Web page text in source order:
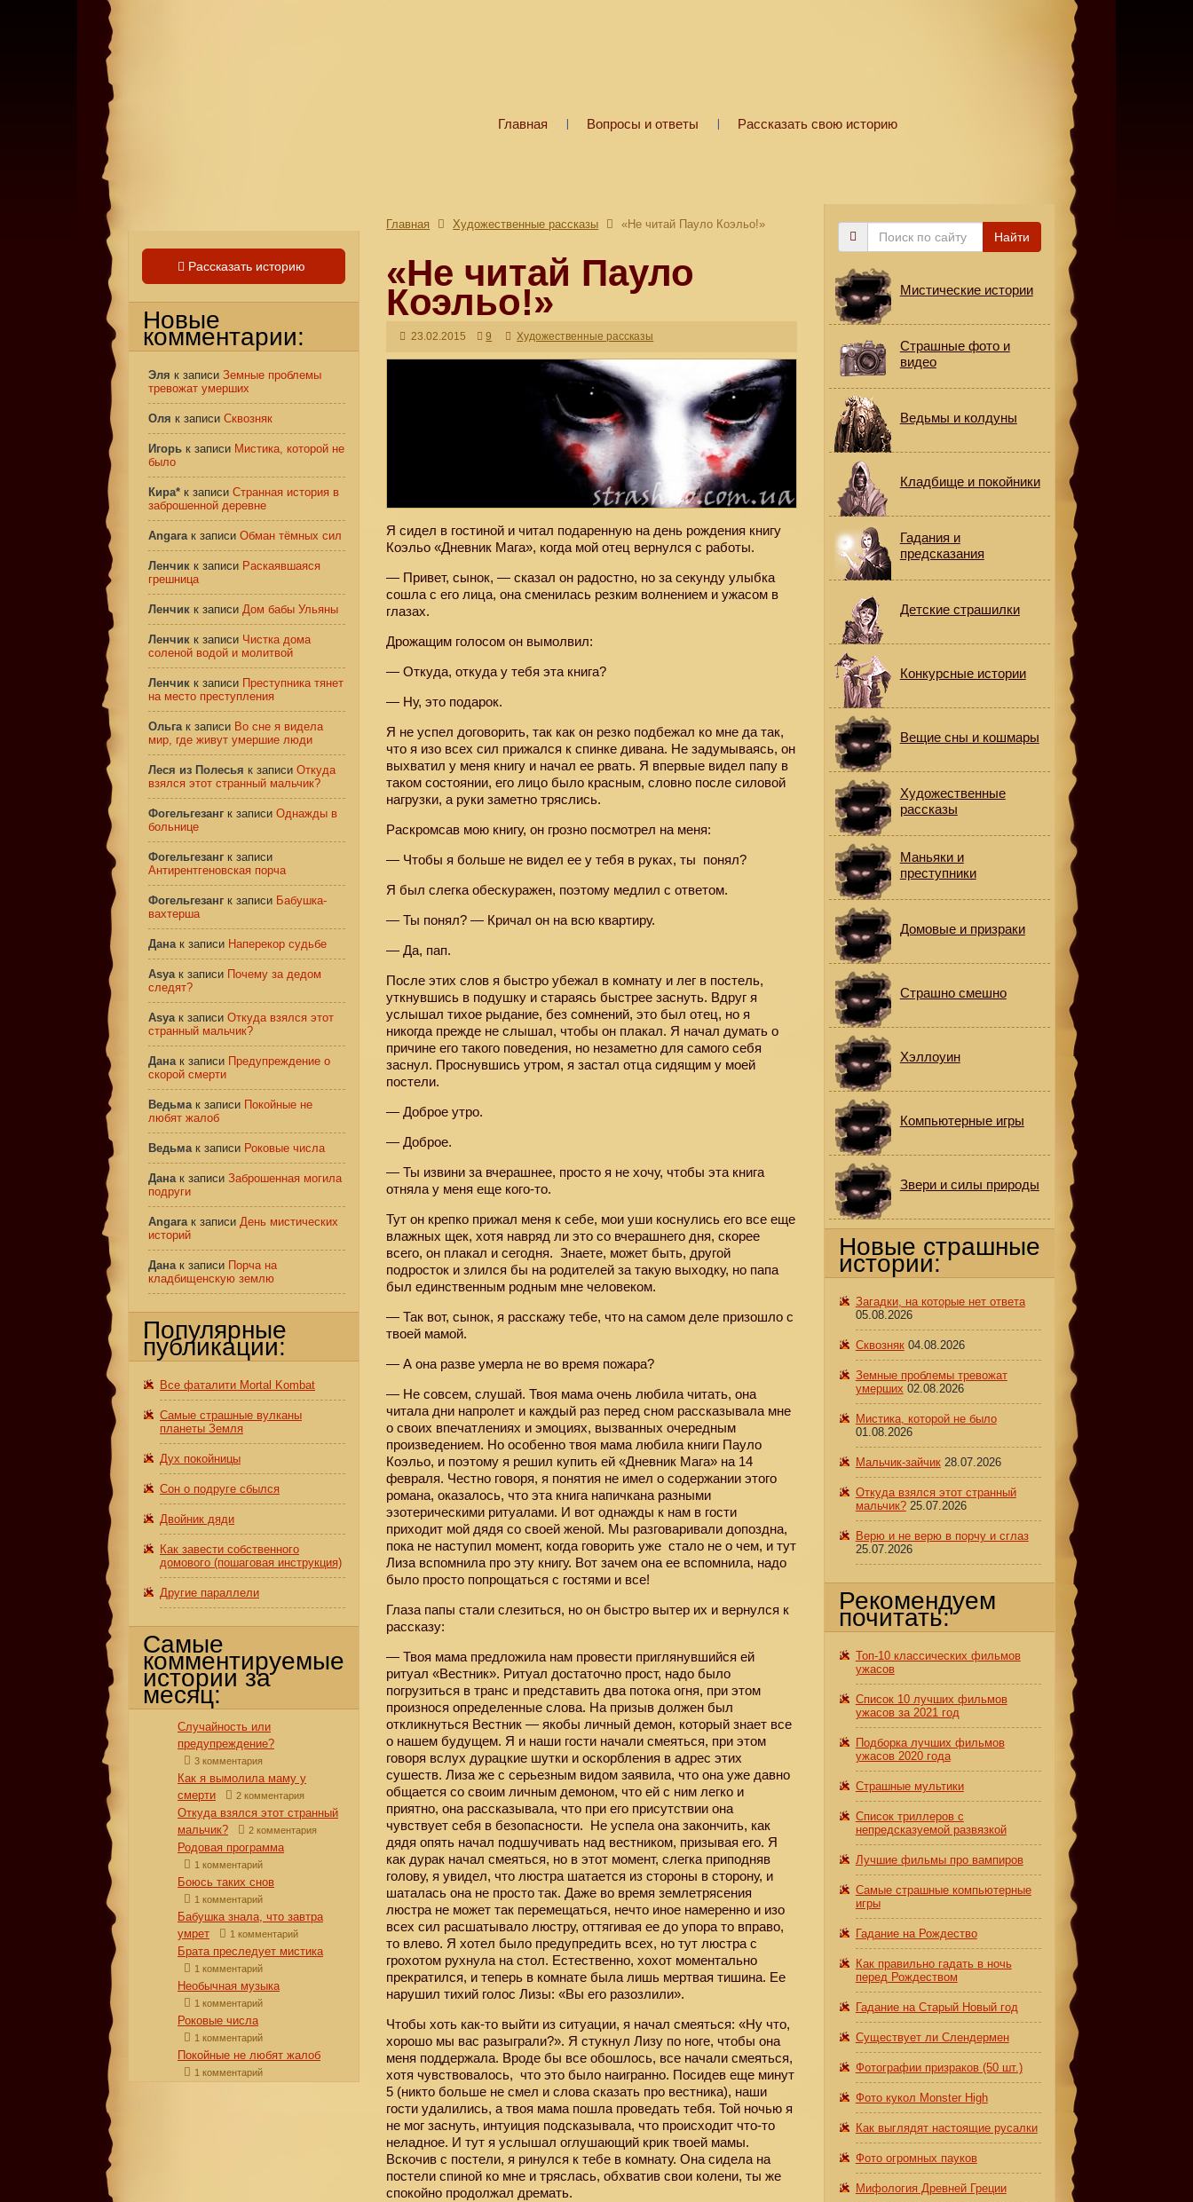
Главная Вопросы и ответы Рассказать свою историю
Главная Художественные рассказы «Не читай Пауло Коэльо!»
«Не читай Пауло
Коэльо!»
23.02.2015 9 Художественные рассказы
Я сидел в гостиной и читал подаренную на день рождения книгу
Коэльо «Дневник Мага», когда мой отец вернулся с работы.
— Привет, сынок, — сказал он радостно, но за секунду улыбка
сошла с его лица, она сменилась резким волнением и ужасом в
глазах.
Дрожащим голосом он вымолвил:
— Откуда, откуда у тебя эта книга?
— Ну, это подарок.
Я не успел договорить, так как он резко подбежал ко мне да так,
что я изо всех сил прижался к спинке дивана. Не задумываясь, он
выхватил у меня книгу и начал ее рвать. Я впервые видел папу в
таком состоянии, его лицо было красным, словно после силовой
нагрузки, а руки заметно тряслись.
Раскромсав мою книгу, он грозно посмотрел на меня:
— Чтобы я больше не видел ее у тебя в руках, ты понял?
Я был слегка обескуражен, поэтому медлил с ответом.
— Ты понял? — Кричал он на всю квартиру.
— Да, пап.
После этих слов я быстро убежал в комнату и лег в постель,
уткнувшись в подушку и стараясь быстрее заснуть. Вдруг я
услышал тихое рыдание, без сомнений, это был отец, но я
никогда прежде не слышал, чтобы он плакал. Я начал думать о
причине его такого поведения, но незаметно для самого себя
заснул. Проснувшись утром, я застал отца сидящим у моей
постели.
— Доброе утро.
— Доброе.
— Ты извини за вчерашнее, просто я не хочу, чтобы эта книга
отняла у меня еще кого-то.
Тут он крепко прижал меня к себе, мои уши коснулись его все еще
влажных щек, хотя навряд ли это со вчерашнего дня, скорее
всего, он плакал и сегодня. Знаете, может быть, другой
подросток и злился бы на родителей за такую выходку, но папа
был единственным родным мне человеком.
— Так вот, сынок, я расскажу тебе, что на самом деле призошло с
твоей мамой.
— А она разве умерла не во время пожара?
— Не совсем, слушай. Твоя мама очень любила читать, она
читала дни напролет и каждый раз перед сном рассказывала мне
о своих впечатлениях и эмоциях, вызванных очередным
произведением. Но особенно твоя мама любила книги Пауло
Коэльо, и поэтому я решил купить ей «Дневник Мага» на 14
февраля. Честно говоря, я понятия не имел о содержании этого
романа, оказалось, что эта книга напичкана разными
эзотерическими ритуалами. И вот однажды к нам в гости
приходит мой дядя со своей женой. Мы разговаривали допоздна,
пока не наступил момент, когда говорить уже стало не о чем, и тут
Лиза вспомнила про эту книгу. Вот зачем она ее вспомнила, надо
было просто попрощаться с гостями и все!
Глаза папы стали слезиться, но он быстро вытер их и вернулся к
рассказу:
— Твоя мама предложила нам провести приглянувшийся ей
ритуал «Вестник». Ритуал достаточно прост, надо было
погрузиться в транс и представить два потока огня, при этом
произнося определенные слова. На призыв должен был
откликнуться Вестник — якобы личный демон, который знает все
о нашем будущем. Я и наши гости начали смеяться, при этом
говоря вслух дурацкие шутки и оскорбления в адрес этих
сушеств. Лиза же с серьезным видом заявила, что она уже давно
общается со своим личным демоном, что ей с ним легко и
приятно, она рассказывала, что при его присутствии она
чувствует себя в безопасности.
Не успела она закончить, как
дядя опять начал подшучивать над вестником, призывая его. Я
как дурак начал смеяться, но в этот момент, слегка приподняв
голову, я увидел, что люстра шатается из стороны в сторону, и
шаталась она не просто так. Даже во время землетрясения
люстра не может так перемещаться, нечто иное намеренно и изо
всех сил расшатывало люстру, оттягивая ее до упора то вправо,
то влево. Я хотел было предупредить всех, но тут люстра с
грохотом рухнула на стол. Естественно, хохот моментально
прекратился, и теперь в комнате была лишь мертвая тишина. Ее
нарушил тихий голос Лизы: «Вы его разозлили».
Чтобы хоть как-то выйти из ситуации, я начал смеяться: «Ну что,
хорошо мы вас разыграли?». Я стукнул Лизу по ноге, чтобы она
меня поддержала. Вроде бы все обошлось, все начали смеяться,
хотя чувствовалось, что это было наигранно. Посидев еще минут
5 (никто больше не смел и слова сказать про вестника), наши
гости удалились, а твоя мама пошла проведать тебя. Той ночью я
не мог заснуть, интуиция подсказывала, что происходит что-то
неладное. И тут я услышал оглушающий крик твоей мамы.
Вскочив с постели, я ринулся к тебе в комнату. Она сидела на
постели спиной ко мне и тряслась, обхватив свои колени, ты же
спокойно продолжал дремать.
Рассказать историю
Новые
комментарии:
Эля к записи Земные проблемы
тревожат умерших
Оля к записи Сквозняк
Игорь к записи Мистика, которой не
было
Кира* к записи Странная история в
заброшенной деревне
Angaraк записи Обман тёмных сил
Ленчик к записи Раскаявшаяся
грешница
Ленчик к записи Дом бабы Ульяны
Ленчик к записи Чистка дома
соленой водой и молитвой
Ленчик к записи Преступника тянет
на место преступления
Ольгак записи Во сне я видела
мир, где живут умершие люди
Леся из Полесья к записи Откуда
взялся этот странный мальчик?
Фогельгезанг к записи Однажды в
больнице
Фогельгезанг к записи
Антирентгеновская порча
Фогельгезанг к записи Бабушка-
вахтерша
Данак записи Наперекор судьбе
Asyaк записи Почему за дедом
следят?
Asyaк записи Откуда взялся этот
странный мальчик?
Данак записи Предупреждение о
скорой смерти
Ведьмак записи Покойные не
любят жалоб
Ведьмак записи Роковые числа
Данак записи Заброшенная могила
подруги
Angaraк записи День мистических
историй
Данак записи Порча на
кладбищенскую землю
Популярные
публикации:
Все фаталити Mortal Kombat
Самые страшные вулканы
планеты Земля
Дух покойницы
Сон о подруге сбылся
Двойник дяди
Как завести собственного
домового (пошаговая инструкция)
Другие параллели
Самые
комментируемые
истории за
месяц:
Случайность или
предупреждение?
3 комментария
Как я вымолила маму у
смерти
2 комментария
Откуда взялся этот странный
мальчик?
2 комментария
Родовая программа
1 комментарий
Боюсь таких снов
1 комментарий
Бабушка знала, что завтра
умрет
1 комментарий
Брата преследует мистика
1 комментарий
Необычная музыка
1 комментарий
Роковые числа
1 комментарий
Покойные не любят жалоб
1 комментарий
Поиск
Найти
Мистические истории
Страшные фото и
видео
Ведьмы и колдуны
Кладбище и покойники
Гадания и
предсказания
Детские страшилки
Конкурсные истории
Вещие сны и кошмары
Художественные
рассказы
Маньяки и
преступники
Домовые и призраки
Страшно смешно
Хэллоуин
Компьютерные игры
Звери и силы природы
Новые страшные
истории:
Загадки, на которые нет ответа
05.08.2026
Сквозняк 04.08.2026
Земные проблемы тревожат
умерших 02.08.2026
Мистика, которой не было
01.08.2026
Мальчик-зайчик 28.07.2026
Откуда взялся этот странный
мальчик? 25.07.2026
Верю и не верю в порчу и сглаз
25.07.2026
Рекомендуем
почитать:
Топ-10 классических фильмов
ужасов
Список 10 лучших фильмов
ужасов за 2021 год
Подборка лучших фильмов
ужасов 2020 года
Страшные мультики
Список триллеров с
непредсказуемой развязкой
Лучшие фильмы про вампиров
Самые страшные компьютерные
игры
Гадание на Рождество
Как правильно гадать в ночь
перед Рождеством
Гадание на Старый Новый год
Существует ли Слендермен
Фотографии призраков (50 шт.)
Фото кукол Monster High
Как выглядят настоящие русалки
Фото огромных пауков
Мифология Древней Греции